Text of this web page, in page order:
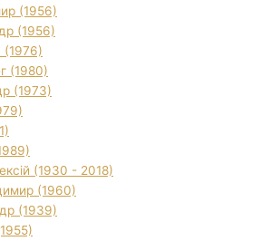
(1956)
(1956)
(1976)
(1980)
(1973)
(1930 - 2018)
(1960)
(1939)